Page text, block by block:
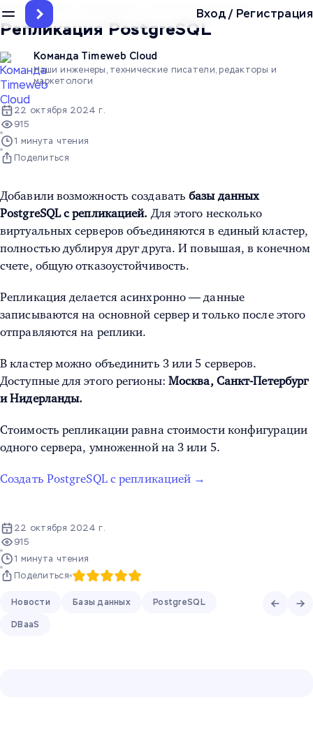
Вход/ Регистрация
Главная Блог
Репликация PostgreSQL
Команда Timeweb Cloud
Наши инженеры, технические писатели, редакторы и
маркетологи
22 октября 2024 г.
915
1 минута чтения
Поделиться
Добавили возможность создаватьбазы данных
PostgreSQL с репликацией. Для этого несколько
виртуальных серверов объединяются в единый кластер,
полностью дублируя друг друга. И повышая, в конечном
счете, общую отказоустойчивость.
Репликация делается асинхронно — данные
записываются на основной сервер и только после этого
отправляются на реплики.
В кластер можно объединить 3 или 5 серверов.
Доступные для этого регионы: Москва, Санкт-Петербург
и Нидерланды.
Стоимость репликации равна стоимости конфигурации
одного сервера, умноженной на 3 или 5.
Создать PostgreSQL с репликацией →
22 октября 2024 г.
915
1 минута чтения
Поделиться
Новости Базы данных
PostgreSQL
DBaaS